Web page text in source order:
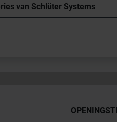
van Schlüter Systems